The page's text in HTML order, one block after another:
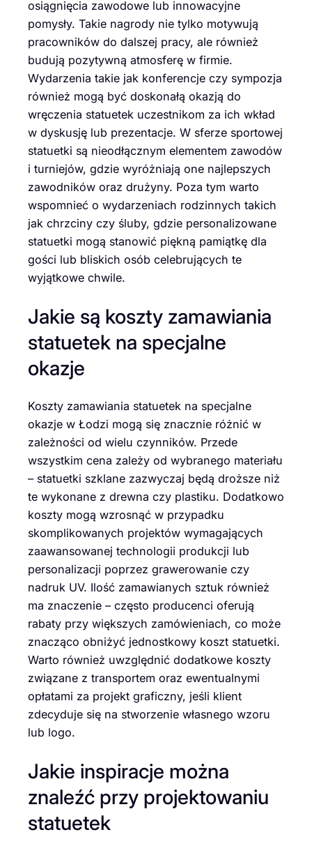
osiągnięcia zawodowe lub innowacyjne
pomysły. Takie nagrody nie tylko motywują
pracowników do dalszej pracy, ale również
budują pozytywną atmosferę w firmie.
Wydarzenia takie jak konferencje czy sympozja
również mogą być doskonałą okazją do
wręczenia statuetek uczestnikom za ich wkład
w dyskusję lub prezentacje. W sferze sportowej
statuetki są nieodłącznym elementem zawodów
i turniejów, gdzie wyróżniają one najlepszych
zawodników oraz drużyny. Poza tym warto
wspomnieć o wydarzeniach rodzinnych takich
jak chrzciny czy śluby, gdzie personalizowane
statuetki mogą stanowić piękną pamiątkę dla
gości lub bliskich osób celebrujących te
wyjątkowe chwile.
Jakie są koszty zamawiania
statuetek na specjalne
okazje
Koszty zamawiania statuetek na specjalne
okazje w Łodzi mogą się znacznie różnić w
zależności od wielu czynników. Przede
wszystkim cena zależy od wybranego materiału
– statuetki szklane zazwyczaj będą droższe niż
te wykonane z drewna czy plastiku. Dodatkowo
koszty mogą wzrosnąć w przypadku
skomplikowanych projektów wymagających
zaawansowanej technologii produkcji lub
personalizacji poprzez grawerowanie czy
nadruk UV. Ilość zamawianych sztuk również
ma znaczenie – często producenci oferują
rabaty przy większych zamówieniach, co może
znacząco obniżyć jednostkowy koszt statuetki.
Warto również uwzględnić dodatkowe koszty
związane z transportem oraz ewentualnymi
opłatami za projekt graficzny, jeśli klient
zdecyduje się na stworzenie własnego wzoru
lub logo.
Jakie inspiracje można
znaleźć przy projektowaniu
statuetek